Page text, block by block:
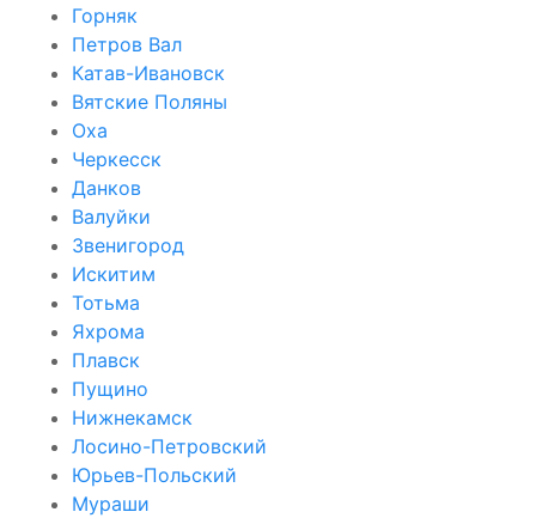
Горняк
Петров Вал
Катав-Ивановск
Вятские Поляны
Оха
Черкесск
Данков
Валуйки
Звенигород
Искитим
Тотьма
Яхрома
Плавск
Пущино
Нижнекамск
Лосино-Петровский
Юрьев-Польский
Мураши